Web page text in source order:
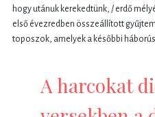
hogy utánuk kerekedtünk, / erdő
első évezredben összeállított
toposzok, amelyek a későbbi
A harcokat